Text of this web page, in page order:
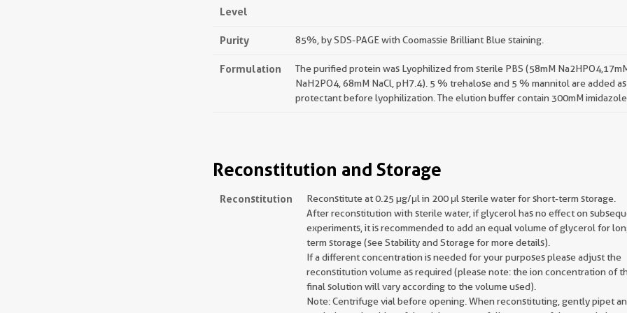
Level
Purity 85%, by SDS-PAGE with Coomassie Brilliant Blue staining.
Formulation
The purified protein was Lyophilized from sterile PBS (58mM
NaH2PO4, 68mM NaCl, pH7.4). 5 % trehalose and 5 % mannitol are added as
protectant before lyophilization. The elution buffer contain 300mM imidazole.
Reconstitution and Storage
Reconstitution
Reconstitute at 0.25 µg/μl in 200 μl sterile water for short-term storage.
After reconstitution with sterile water, if glycerol has no effect on
experiments, it is recommended to add an equal volume of glycerol for
term storage (see Stability and Storage for more details).
If a different concentration is needed for your purposes please adjust the
reconstitution volume as required (please note: the ion concentration of
final solution will vary according to the volume used).
Note: Centrifuge vial before opening. When reconstituting, gently pipet